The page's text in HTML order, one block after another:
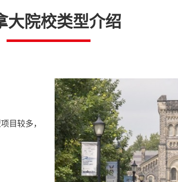
大院校类型介绍
目较多，